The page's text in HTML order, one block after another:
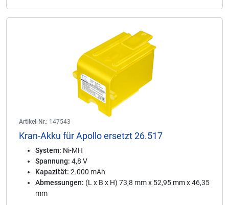
Artikel-Nr.: 147543
Kran-Akku für Apollo ersetzt 26.517
System: Ni-MH
Spannung: 4,8 V
Kapazität: 2.000 mAh
Abmessungen: (L x B x H) 73,8 mm x 52,95 mm x 46,35
mm